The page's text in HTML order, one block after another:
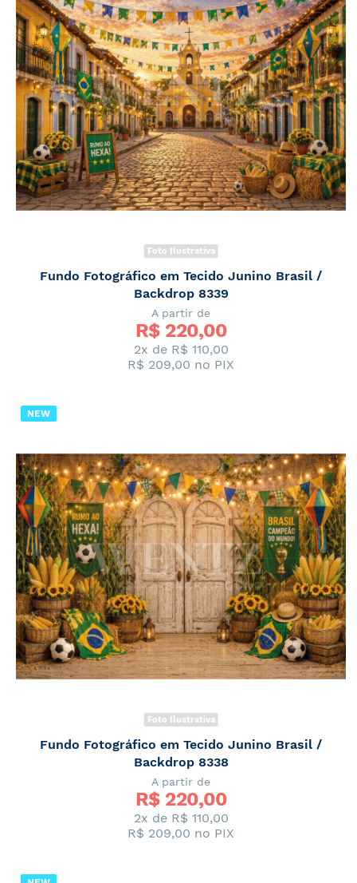
Foto Ilustrativa
Fundo Fotográfico em Tecido Junino Brasil /
Backdrop 8339
A partir de
R$ 220,00
2x de R$ 110,00
R$ 209,00 no PIX
NEW
Foto Ilustrativa
Fundo Fotográfico em Tecido Junino Brasil /
Backdrop 8338
A partir de
R$ 220,00
2x de R$ 110,00
R$ 209,00 no PIX